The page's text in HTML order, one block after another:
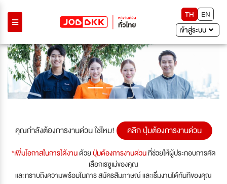
TH
EN
เข้าสู่ระบบ
Previous Next
คุณกำลังต้องการงานด่วน ใช่ไหม! คลิก ปุ่มต้องการงานด่วน
*เพิ่มโอกาสในการได้งานด้วยปุ่มต้องการงานด่วนที่ช่วยให้ผู้ประกอบการคัด
เลือกเรซูเม่ของคุณ
และทราบถึงความพร้อมในการ สมัครสัมภาษณ์ และเริ่มงานได้ทันทีของคุณ